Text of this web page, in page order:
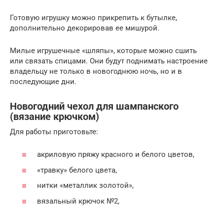
Готовую игрушку можно прикрепить к бутылке,
дополнительно декорировав ее мишурой.
Милые игрушечные «шляпы», которые можно сшить
или связать спицами. Они будут поднимать настроение
владельцу не только в новогоднюю ночь, но и в
последующие дни.
Новогодний чехол для шампанского
(вязание крючком)
Для работы приготовьте:
акриловую пряжу красного и белого цветов,
«травку» белого цвета,
нитки «металлик золотой»,
вязальный крючок №2,